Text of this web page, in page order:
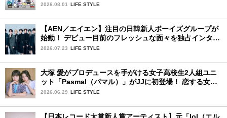
2026.08.01 LIFE STYLE
【AEN／エイエン】注目の日韓新人ボーイズグループが
始動！ デビュー目前のフレッシュな面々を独占インタビ
ュー。7人の魅力に迫ります♪
2026.07.23 LIFE STYLE
大塚 愛がプロデュースを手がける女子高校生2人組ユニ
ット「Pasmal（パマル）」がJJに初登場！ 恋する女の
コのキュンキュンする感情を歌った最新曲「BULL」を
2026.06.29 LIFE STYLE
【日本レコード大賞新人賞アーティスト】元「lol（エル